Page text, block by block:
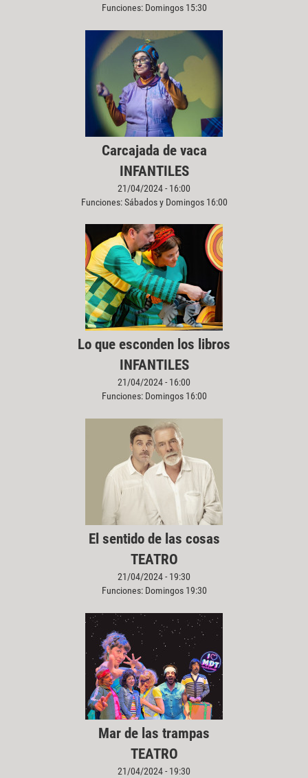
Funciones: Domingos 15:30
Carcajada de vaca
INFANTILES
21/04/2024 - 16:00
Funciones: Sábados y Domingos 16:00
Lo que esconden los libros
INFANTILES
21/04/2024 - 16:00
Funciones: Domingos 16:00
El sentido de las cosas
TEATRO
21/04/2024 - 19:30
Funciones: Domingos 19:30
Mar de las trampas
TEATRO
21/04/2024 - 19:30